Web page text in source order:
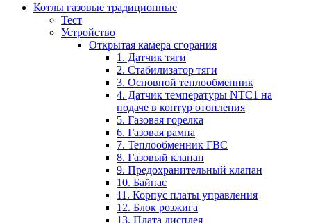
Котлы газовые традиционные
Тест
Устройство
Открытая камера сгорания
1. Датчик тяги
2. Стабилизатор тяги
3. Основной теплообменник
4. Датчик температуры NTC1 на
подаче в контур отопления
5. Газовая горелка
6. Газовая рампа
7. Теплообменник ГВС
8. Газовый клапан
9. Предохранительный клапан
10. Байпас
11. Корпус платы управления
12. Блок розжига
13. Плата дисплея